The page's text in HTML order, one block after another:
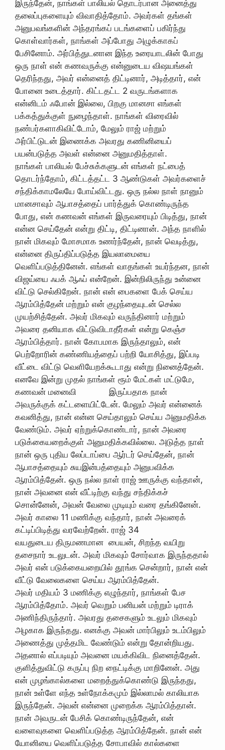
இருந்தேன், நாங்கள் பாலியல் தொடர்பான அனைத்து
தலைப்புகளையும் விவாதித்தோம். அவர்கள் தங்கள்
அனுபவங்களின் அந்தரங்கப் படங்களைப் பகிர்ந்து
கொள்வார்கள், நாங்கள் அப்போது அழுக்காகப்
பேசினோம். அர்பித்துடனான இந்த உரையாடலின் போது
ஒரு நாள் என் கணவருக்கு என்னுடைய விஷயங்கள்
தெரிந்தது, அவர் என்னைத் திட்டினார், அடித்தார், என்
போனை உடைத்தார். கிட்டதட்ட 2 வருடங்களாக
என்னிடம் ஃபோன் இல்லை, பிறகு மானசா எங்கள்
பக்கத்துக்குள் நுழைந்தாள். நாங்கள் விரைவில்
நண்பர்களாகிவிட்டோம், மேலும் ராஜ் மற்றும்
அர்பிட்டுடன் இணைக்க அவரது கணினியைப்
பயன்படுத்த அவள் என்னை அனுமதித்தாள்.
நாங்கள் பாலியல் பேச்சுக்களுடன் எங்கள் நட்பைத்
தொடர்ந்தோம், கிட்டத்தட்ட 3 ஆண்டுகள் அவர்களைச்
சந்திக்காமலேயே போய்விட்டது. ஒரு நல்ல நாள் நானும்
மானசாவும் ஆபாசத்தைப் பார்த்துக் கொண்டிருந்த
போது, ​​என் கணவன் எங்கள் இருவரையும் பிடித்து, நான்
என்ன செய்தேன் என்று திட்டி, திட்டினான். அந்த நாளில்
நான் மிகவும் மோசமாக உணர்ந்தேன், நான் வெடித்து,
என்னை திருப்திப்படுத்த இயலாமையை
வெளிப்படுத்தினேன். எங்கள் வாதங்கள் உயர்ந்தன, நான்
விஜய்யை ஃபக் ஆஃப் என்றேன். இன்றிலிருந்து உன்னை
விட்டு செல்கிறேன். நான் என் பைகளை பேக் செய்ய
ஆரம்பித்தேன் மற்றும் என் குழந்தையுடன் செல்ல
முயற்சித்தேன். அவர் மிகவும் வருந்தினார் மற்றும்
அவரை தனியாக விட்டுவிடாதீர்கள் என்று கெஞ்ச
ஆரம்பித்தார். நான் கோபமாக இருந்தாலும், என்
பெற்றோரின் கண்ணியத்தைப் பற்றி யோசித்து, இப்படி
வீட்டை விட்டு வெளியேறக்கூடாது என்று நினைத்தேன்.
எனவே இன்று முதல் நாங்கள் ரூம் மேட்கள் மட்டுமே,
கணவன் மனைவி இருப்பதாக நான்
அவருக்குக் கட்டளையிட்டேன். மேலும் அவர் என்னைக்
கவனித்து, நான் என்ன செய்தாலும் செய்ய அனுமதிக்க
வேண்டும். அவர் ஏற்றுக்கொண்டார், நான் அவரை
படுக்கையறைக்குள் அனுமதிக்கவில்லை. அடுத்த நாள்
நான் ஒரு புதிய லேப்டாப்பை ஆர்டர் செய்தேன், நான்
ஆபாசத்தையும் சுயஇன்பத்தையும் அனுபவிக்க
ஆரம்பித்தேன். ஒரு நல்ல நாள் ராஜ் ஊருக்கு வந்தான்,
நான் அவனை என் வீட்டிற்கு வந்து சந்திக்கச்
சொன்னேன், அவன் வேலை முடியும் வரை தங்கினேன்.
அவர் காலை 11 மணிக்கு வந்தார், நான் அவரைக்
கட்டிப்பிடித்து வரவேற்றேன். ராஜ் 34
வயதுடைய திருமணமான பையன், சிறந்த வயிறு
தசைநார் உடலுடன். அவர் மிகவும் சோர்வாக இருந்ததால்
அவர் என் படுக்கையறையில் தூங்க சென்றார், நான் என்
வீட்டு வேலைகளை செய்ய ஆரம்பித்தேன்.
அவர் மதியம் 3 மணிக்கு எழுந்தார், நாங்கள் பேச
ஆரம்பித்தோம். அவர் வெறும் பனியன் மற்றும் டிராக்
அணிந்திருந்தார். அவரது தசைகளும் உடலும் மிகவும்
அழகாக இருந்தது. எனக்கு அவன் மார்பிலும் உடம்பிலும்
அணைத்து முத்தமிட வேண்டும் என்று தோன்றியது.
அதனால் எப்படியும் அவனை மயக்கிவிட நினைத்தேன்.
குளித்துவிட்டு கருப்பு நிற நைட்டிக்கு மாறினேன். அது
என் முழங்கால்களை மறைத்துக்கொண்டு இருந்தது,
நான் உள்ளே எந்த உள்நோக்கமும் இல்லாமல் காலியாக
இருந்தேன். அவன் என்னை முறைக்க ஆரம்பித்தான்.
நான் அவருடன் பேசிக் கொண்டிருந்தேன், என்
வளைவுகளை வெளிப்படுத்த ஆரம்பித்தேன். நான் என்
யோனியை வெளிப்படுத்த சோபாவில் கால்களை